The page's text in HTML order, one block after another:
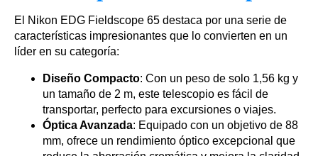
El Nikon EDG Fieldscope 65 destaca por una serie de
características impresionantes que lo convierten en un
líder en su categoría:
Diseño Compacto: Con un peso de solo 1,56 kg y
un tamaño de 2 m, este telescopio es fácil de
transportar, perfecto para excursiones o viajes.
Óptica Avanzada: Equipado con un objetivo de 88
mm, ofrece un rendimiento óptico excepcional que